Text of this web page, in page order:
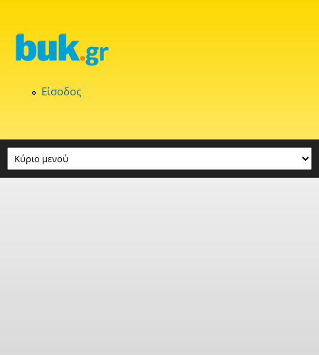
Είσοδος